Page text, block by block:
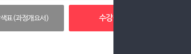
표(과정개요서) 수강신청